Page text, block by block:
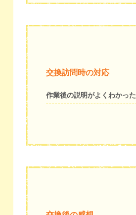
交換訪問時の対応
作業後の説明がよくわかった